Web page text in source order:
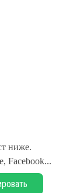
ниже.
Facebook...